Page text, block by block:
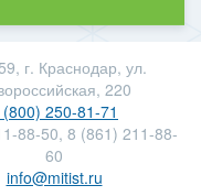
г. Краснодар, ул.
220
250-81-71
88-50, 8 (861) 211-88-
60
info@mitist.ru